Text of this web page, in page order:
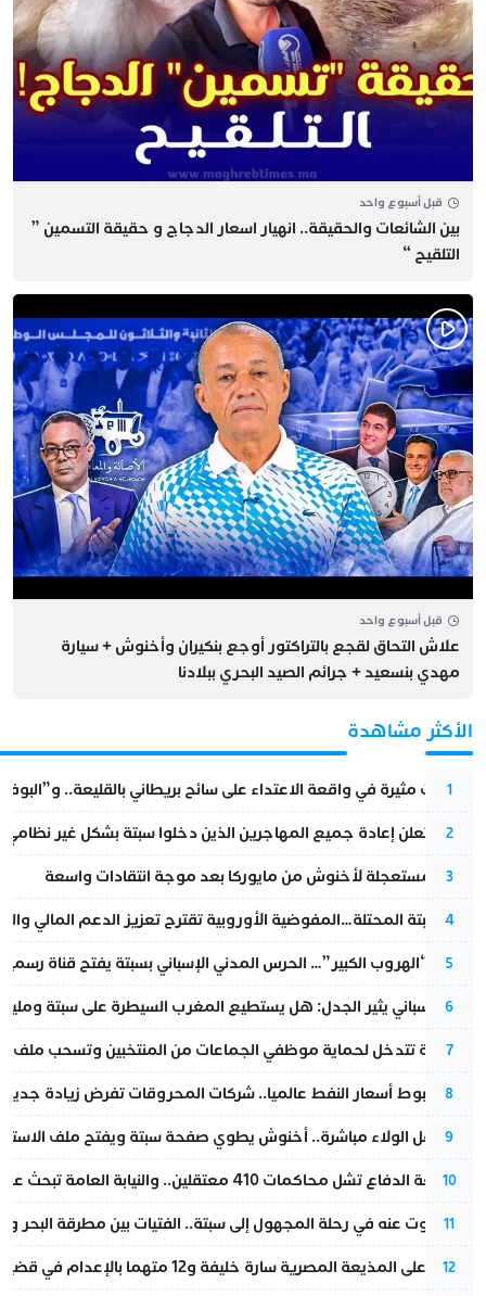
قبل أسبوع واحد
بين الشائعات والحقيقة.. انهيار اسعار الدجاج و حقيقة التسمين ”
التلقيح “
قبل أسبوع واحد
علاش التحاق لقجع بالتراكتور أوجع بنكيران وأخنوش + سيارة
مهدي بنسعيد + جرائم الصيد البحري ببلادنا
الأكثر مشاهدة
1
تطورات مثيرة في واقعة الاعتداء على سائح بريطاني بالقليعة..
2
إسبانيا تعلن إعادة جميع المهاجرين الذين دخلوا سبتة بشكل غير
3
عودة مستعجلة لأخنوش من مايوركا بعد موجة انتقادات واسعة
4
أزمة سبتة المحتلة…المفوضية الأوروبية تقترح تعزيز الدعم المالي
5
عملية “الهروب الكبير”… الحرس المدني الإسباني بسبتة يفتح قناة
6
تقرير إسباني يثير الجدل: هل يستطيع المغرب السيطرة على سبتة
7
الداخلية تتدخل لحماية موظفي الجماعات من المنتخبين وتسحب ملف
8
رغم هبوط أسعار النفط عالميا.. شركات المحروقات تفرض زيادة
9
بعد حفل الولاء مباشرة.. أخنوش يطوي صفحة سبتة ويفتح ملف
10
مقاطعة الدفاع تشل محاكمات 410 معتقلين.. والنيابة العامة تبحث عن حل قانوني
11
المسكوت عنه في رحلة المجهول إلى سبتة.. الفتيات بين مطرقة البحر
12
الحكم على المذيعة المصرية سارة خليفة و12 متهما بالإعدام في قضية هزت بلاد الفراعنة